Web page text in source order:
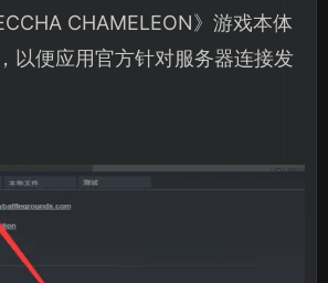
CHAMELEON》游戏本体
以便应用官方针对服务器连接发